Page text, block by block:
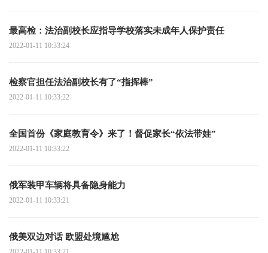
最高检：法治副校长应指导学校落实未成年人保护责任
2022-01-11 10:33:24
检察官担任法治副校长有了“指挥棒”
2022-01-11 10:33:22
全国首份《家庭教育令》来了！督促家长“依法带娃”
2022-01-11 10:33:22
俄军装甲车辆将具备隐身能力
2022-01-11 10:33:21
俄美双边对话 欧盟处境尴尬